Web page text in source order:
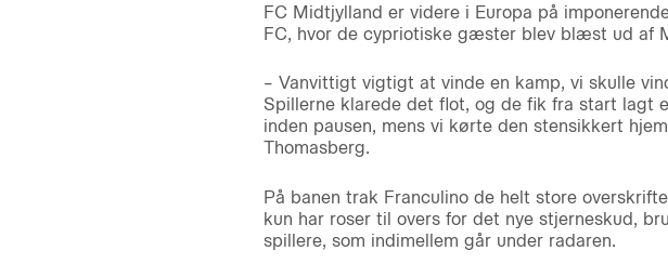
FC Midtjylland er videre i Europa på
FC, hvor de cypriotiske gæster blev blæst ud af
– Vanvittigt vigtigt at vinde en kamp, vi skulle
Spillerne klarede det flot, og de fik fra start lagt
inden pausen, mens vi kørte den stensikkert
Thomasberg.
På banen trak Franculino de helt store
kun har roser til overs for det nye stjerneskud,
spillere, som indimellem går under radaren.